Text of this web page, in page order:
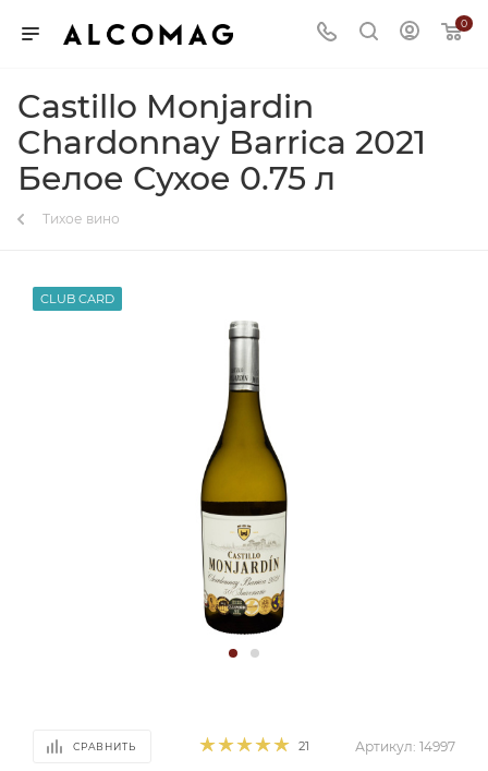
0
Castillo Monjardin
Chardonnay Barrica 2021
Белое Сухое 0.75 л
Тихое вино
CLUB CARD
СРАВНИТЬ 21 Артикул: 14997